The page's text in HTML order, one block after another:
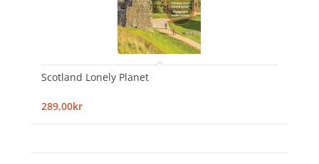
Scotland Lonely Planet
289,00kr